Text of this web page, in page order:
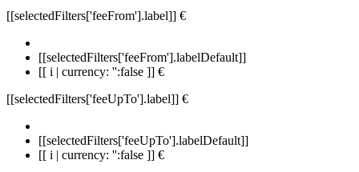
[[selectedFilters['feeFrom'].label]] €
[[selectedFilters['feeFrom'].labelDefault]]
[[ i | currency: '':false ]] €
[[selectedFilters['feeUpTo'].label]] €
[[selectedFilters['feeUpTo'].labelDefault]]
[[ i | currency: '':false ]] €